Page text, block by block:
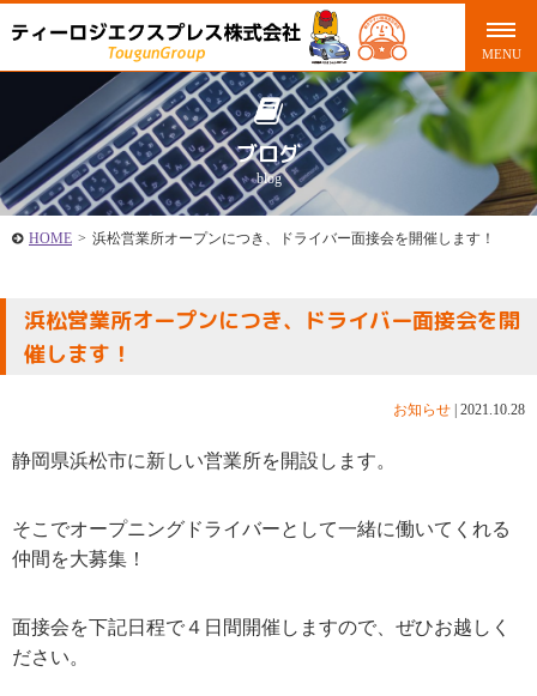
ブログ
blog
HOME > 浜松営業所オープンにつき、ドライバー面接会を開催します！
浜松営業所オープンにつき、ドライバー面接会を開
催します！
お知らせ 2021.10.28
静岡県浜松市に新しい営業所を開設します。
そこでオープニングドライバーとして一緒に働いてくれる
仲間を大募集！
面接会を下記日程で４日間開催しますので、ぜひお越しく
ださい。